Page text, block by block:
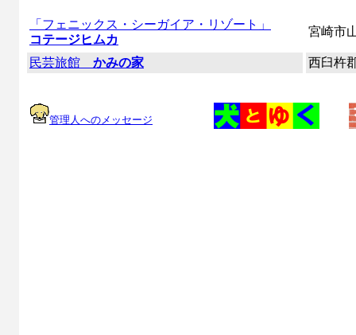
「フェニックス・シーガイア・リゾート」
コテージヒムカ
宮崎市
民芸旅館 かみの家 西臼杵
管理人へのメッセージ